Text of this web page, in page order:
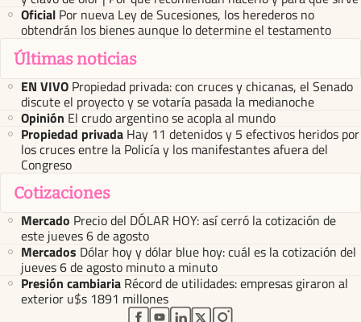
Oficial Por nueva Ley de Sucesiones, los herederos no
obtendrán los bienes aunque lo determine el testamento
Últimas noticias
EN VIVO Propiedad privada: con cruces y chicanas, el Senado
discute el proyecto y se votaría pasada la medianoche
Opinión El crudo argentino se acopla al mundo
Propiedad privada Hay 11 detenidos y 5 efectivos heridos por
los cruces entre la Policía y los manifestantes afuera del
Congreso
Cotizaciones
Mercado Precio del DÓLAR HOY: así cerró la cotización de
este jueves 6 de agosto
Mercados Dólar hoy y dólar blue hoy: cuál es la cotización del
jueves 6 de agosto minuto a minuto
Presión cambiaria Récord de utilidades: empresas giraron al
exterior u$s 1891 millones
abre en nueva pestaña
abre en nueva pestaña
abre en nueva pestaña
abre en nueva pestaña
abre en nueva pestaña